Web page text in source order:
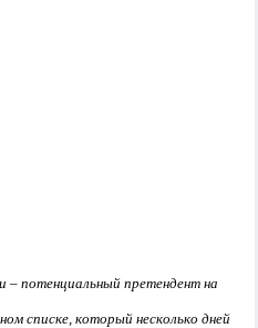
потенциальный претендент на
списке, который несколько дней